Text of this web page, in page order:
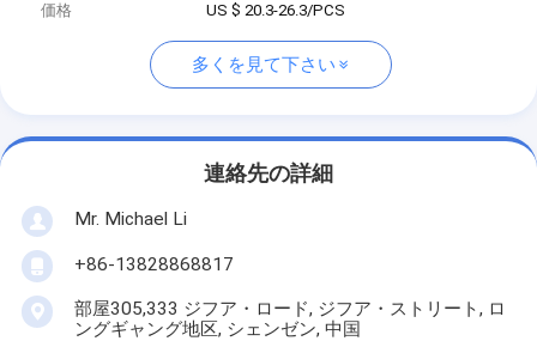
価格
US $ 20.3-26.3/PCS
多くを見て下さい
連絡先の詳細
Mr. Michael Li
+86-13828868817
部屋305,333 ジフア・ロード, ジフア・ストリート, ロ
ングギャング地区, シェンゼン, 中国